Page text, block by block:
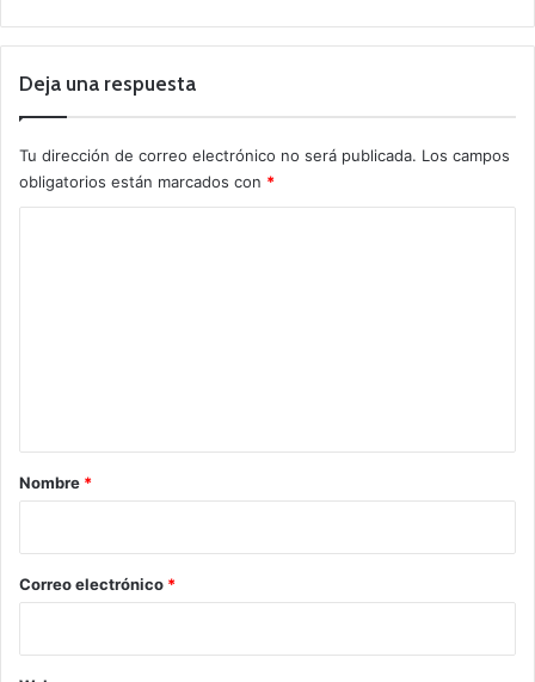
Deja una respuesta
Tu dirección de correo electrónico no será publicada. Los campos
obligatorios están marcados con *
r
*
Nombre *
Correo electrónico *